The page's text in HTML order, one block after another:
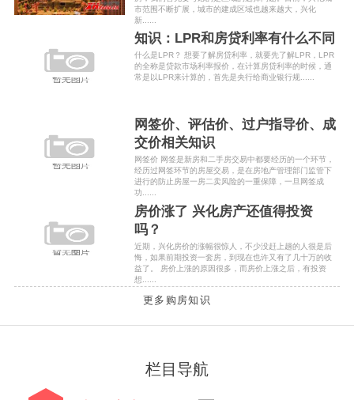
市范围不断扩展，城市的建成区域也越来越大，兴化
新......
知识：LPR和房贷利率有什么不同
什么是LPR？ 想要了解房贷利率，就要先了解LPR，LPR
的全称是贷款市场利率报价，在计算房贷利率的时候，通
常是以LPR来计算的，首先是央行给商业银行规......
网签价、评估价、过户指导价、成
交价相关知识
网签价 网签是新房和二手房交易中都要经历的一个环节，
经历过网签环节的房屋交易，是在房地产管理部门监管下
进行的防止房屋一房二卖风险的一重保障，一旦网签成
功......
房价涨了 兴化房产还值得投资
吗？
近期，兴化房价的涨幅很惊人，不少没赶上趟的人很是后
悔，如果前期投资一套房，到现在也许又有了几十万的收
益了。 房价上涨的原因很多，而房价上涨之后，有投资
想......
更多购房知识
栏目导航